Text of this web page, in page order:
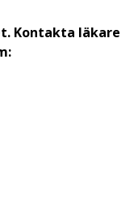
Kontakta läkare